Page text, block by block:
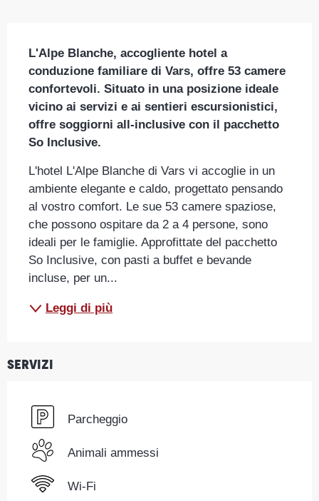
L'Alpe Blanche, accogliente hotel a
conduzione familiare di Vars, offre 53 camere
confortevoli. Situato in una posizione ideale
vicino ai servizi e ai sentieri escursionistici,
offre soggiorni all-inclusive con il pacchetto
So Inclusive.
L'hotel L'Alpe Blanche di Vars vi accoglie in un
ambiente elegante e caldo, progettato pensando
al vostro comfort. Le sue 53 camere spaziose,
che possono ospitare da 2 a 4 persone, sono
ideali per le famiglie. Approfittate del pacchetto
So Inclusive, con pasti a buffet e bevande
incluse, per un...
Leggi di più
Servizi
Parcheggio
Animali ammessi
Wi-Fi